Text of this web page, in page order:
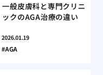
一般皮膚科と専門クリニ
ックのAGA治療の違い
2026.01.19
AGA